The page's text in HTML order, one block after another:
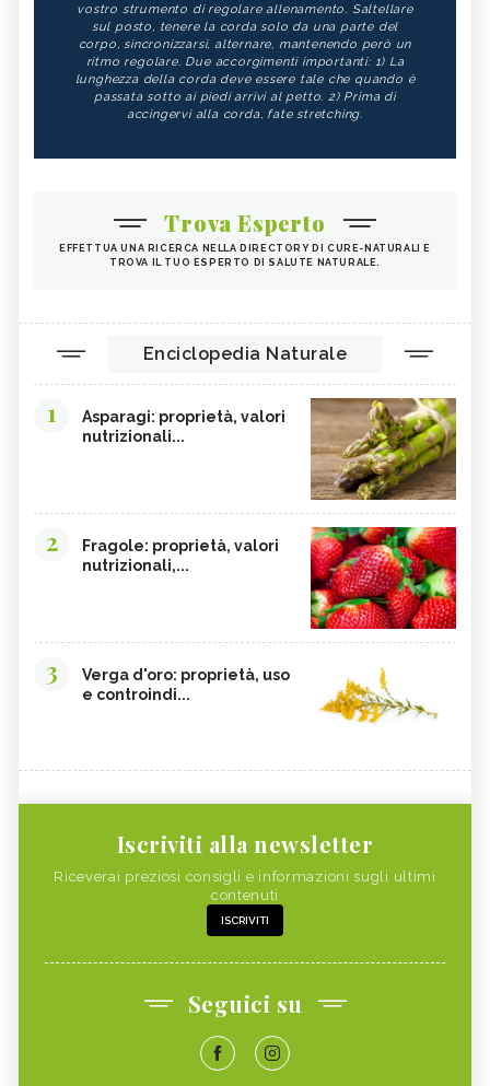
vostro strumento di regolare allenamento. Saltellare
sul posto, tenere la corda solo da una parte del
corpo, sincronizzarsi, alternare, mantenendo però un
ritmo regolare. Due accorgimenti importanti: 1) La
lunghezza della corda deve essere tale che quando è
passata sotto ai piedi arrivi al petto. 2) Prima di
accingervi alla corda, fate stretching.
Trova Esperto
EFFETTUA UNA RICERCA NELLA DIRECTORY DI CURE-NATURALI E
TROVA IL TUO ESPERTO DI SALUTE NATURALE.
Enciclopedia Naturale
1
Asparagi: proprietà, valori
nutrizionali...
2
Fragole: proprietà, valori
nutrizionali,...
3
Verga d'oro: proprietà, uso
e controindi...
Iscriviti alla newsletter
Riceverai preziosi consigli e informazioni sugli ultimi
contenuti
ISCRIVITI
Seguici su